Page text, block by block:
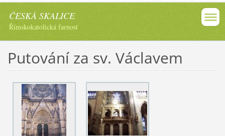
ČESKÁ SKALICE
Římskokatolická farnost
Putování za sv. Václavem